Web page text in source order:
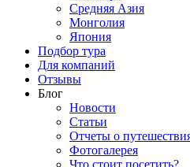
Средняя Азия
Монголия
Япония
Подбор тура
Для компаний
Отзывы
Блог
Новости
Статьи
Отчеты о
Фотогалерея
Что стоит посетить?